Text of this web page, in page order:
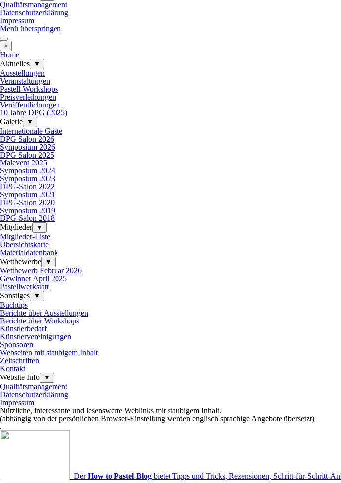
Qualitätsmanagement
Datenschutzerklärung
Impressum
Menü überspringen
×
Home
Aktuelles
▼
Ausstellungen
Veranstaltungen
Pastell-Workshops
Preisverleihungen
Veröffentlichungen
10 Jahre DPG (2025)
Galerie
▼
Internationale Gäste
DPG Salon 2026
Symposium 2026
DPG Salon 2025
Malevent 2025
Symposium 2024
Symposium 2023
DPG-Salon 2022
Symposium 2021
DPG-Salon 2020
Symposium 2019
DPG-Salon 2018
Mitglieder
▼
Mitglieder-Liste
Übersichtskarte
Materialdatenbank
Wettbewerbe
▼
Wettbewerb Februar 2026
Gewinner April 2025
Pastellwerkstatt
Sonstiges
▼
Buchtips
Berichte über Ausstellungen
Berichte über Workshops
Künstlerbedarf
Künstlervereinigungen
Sponsoren
Webseiten mit staubigem Inhalt
Zeitschriften
Kontakt
Website Info
▼
Qualitätsmanagement
Datenschutzerklärung
Impressum
Nützliche, interessante und lesenswerte Weblinks mit staubigem Inhalt.
(abhängig von der persönlichen Browser-Einstellung werden englisch sprachige Angebote übersetzt)
.
DerHow to Pastel-Blog bietet Tipps und Tricks, Rezensionen, Schritt-für-Schritt-